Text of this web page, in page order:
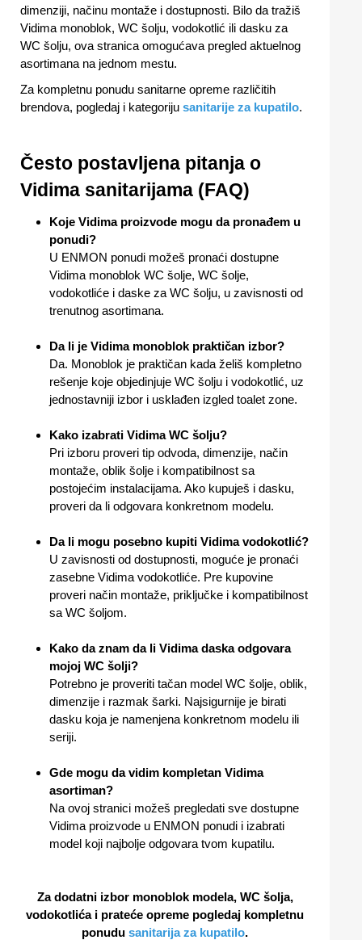
dimenziji, načinu montaže i dostupnosti. Bilo da tražiš
Vidima monoblok, WC šolju, vodokotlić ili dasku za
WC šolju, ova stranica omogućava pregled aktuelnog
asortimana na jednom mestu.
Za kompletnu ponudu sanitarne opreme različitih
brendova, pogledaj i kategoriju sanitarije za kupatilo.
Često postavljena pitanja o
Vidima sanitarijama (FAQ)
Koje Vidima proizvode mogu da pronađem u
ponudi?
U ENMON ponudi možeš pronaći dostupne
Vidima monoblok WC šolje, WC šolje,
vodokotliće i daske za WC šolju, u zavisnosti od
trenutnog asortimana.
Da li je Vidima monoblok praktičan izbor?
Da. Monoblok je praktičan kada želiš kompletno
rešenje koje objedinjuje WC šolju i vodokotlić, uz
jednostavniji izbor i usklađen izgled toalet zone.
Kako izabrati Vidima WC šolju?
Pri izboru proveri tip odvoda, dimenzije, način
montaže, oblik šolje i kompatibilnost sa
postojećim instalacijama. Ako kupuješ i dasku,
proveri da li odgovara konkretnom modelu.
Da li mogu posebno kupiti Vidima vodokotlić?
U zavisnosti od dostupnosti, moguće je pronaći
zasebne Vidima vodokotliće. Pre kupovine
proveri način montaže, priključke i kompatibilnost
sa WC šoljom.
Kako da znam da li Vidima daska odgovara
mojoj WC šolji?
Potrebno je proveriti tačan model WC šolje, oblik,
dimenzije i razmak šarki. Najsigurnije je birati
dasku koja je namenjena konkretnom modelu ili
seriji.
Gde mogu da vidim kompletan Vidima
asortiman?
Na ovoj stranici možeš pregledati sve dostupne
Vidima proizvode u ENMON ponudi i izabrati
model koji najbolje odgovara tvom kupatilu.
Za dodatni izbor monoblok modela, WC šolja,
vodokotlića i prateće opreme pogledaj kompletnu
ponudu sanitarija za kupatilo.